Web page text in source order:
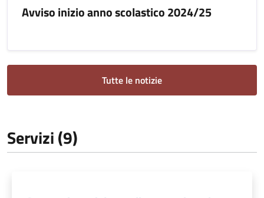
Avviso inizio anno scolastico 2024/25
Tutte le notizie
Servizi (9)